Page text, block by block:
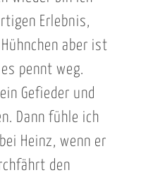
Erlebnis,
aber ist
pennt weg.
Gefieder und
Dann fühle ich
Heinz, wenn er
den